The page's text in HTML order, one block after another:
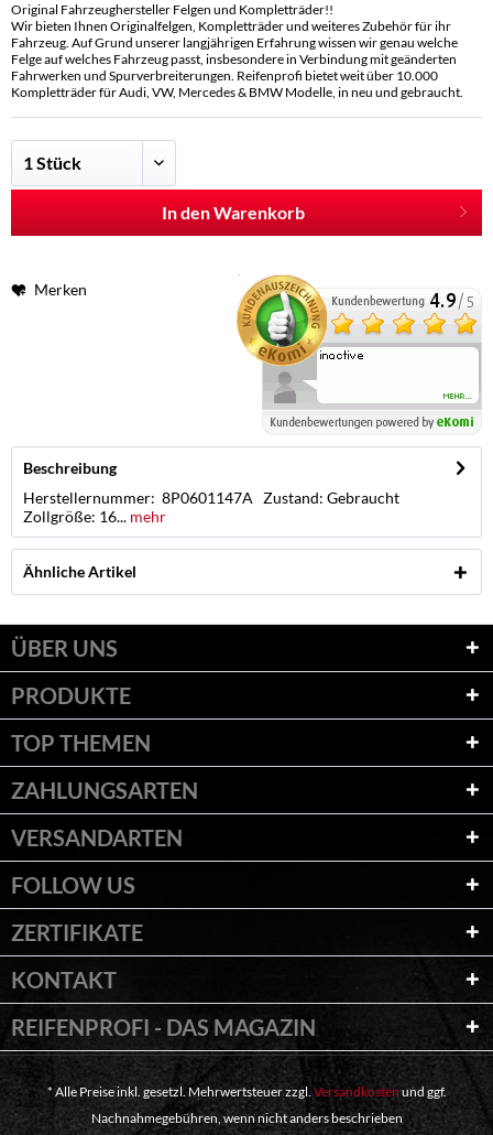
Original Fahrzeughersteller Felgen und Kompletträder!!
Wir bieten Ihnen Originalfelgen, Kompletträder und weiteres Zubehör für ihr
Fahrzeug. Auf Grund unserer langjährigen Erfahrung wissen wir genau welche
Felge auf welches Fahrzeug passt, insbesondere in Verbindung mit geänderten
Fahrwerken und Spurverbreiterungen. Reifenprofi bietet weit über 10.000
Kompletträder für Audi, VW, Mercedes & BMW Modelle, in neu und gebraucht.
In den Warenkorb
Merken
Beschreibung
Herstellernummer: 8P0601147A Zustand: Gebraucht
Zollgröße: 16... mehr
Ähnliche Artikel
ÜBER UNS
PRODUKTE
TOP THEMEN
ZAHLUNGSARTEN
VERSANDARTEN
FOLLOW US
ZERTIFIKATE
KONTAKT
REIFENPROFI - DAS MAGAZIN
* Alle Preise inkl. gesetzl. Mehrwertsteuer zzgl.Versandkosten und ggf.
Nachnahmegebühren, wenn nicht anders beschrieben